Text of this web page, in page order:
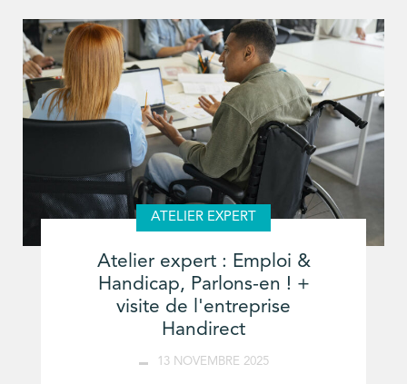
ATELIER EXPERT
Atelier expert : Emploi &
Handicap, Parlons-en ! +
visite de l'entreprise
Handirect
13 NOVEMBRE 2025